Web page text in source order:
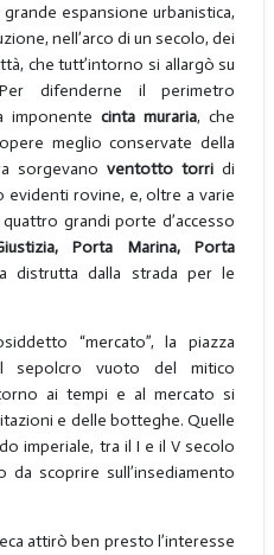
espansione urbanistica,
nell’arco di un secolo, dei
che tutt’intorno si allargò su
difenderne il perimetro
imponentecinta muraria, che
meglio conservate della
sorgevano ventotto torridi
evidenti rovine, e, oltre a varie
grandi porte d’accesso
Porta Marina, Porta
distrutta dalla strada per le
“mercato”, la piazza
il sepolcro vuoto del mitico
ai tempi e al mercato si
e delle botteghe. Quelle
imperiale, tra il I e il V secolo
da scoprire sull’insediamento
attirò ben presto l’interesse